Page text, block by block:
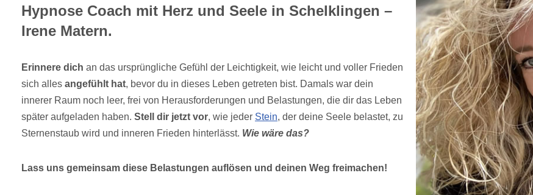
Hypnose Coach mit Herz und Seele in Schelklingen –
Irene Matern.
Erinnere dich an das ursprüngliche Gefühl der Leichtigkeit, wie leicht und voller Frieden
sich alles angefühlt hat, bevor du in dieses Leben getreten bist. Damals war dein
innerer Raum noch leer, frei von Herausforderungen und Belastungen, die dir das Leben
später aufgeladen haben. Stell dir jetzt vor, wie jeder Stein, der deine Seele belastet, zu
Sternenstaub wird und inneren Frieden hinterlässt. Wie wäre das?
Lass uns gemeinsam diese Belastungen auflösen und deinen Weg freimachen!